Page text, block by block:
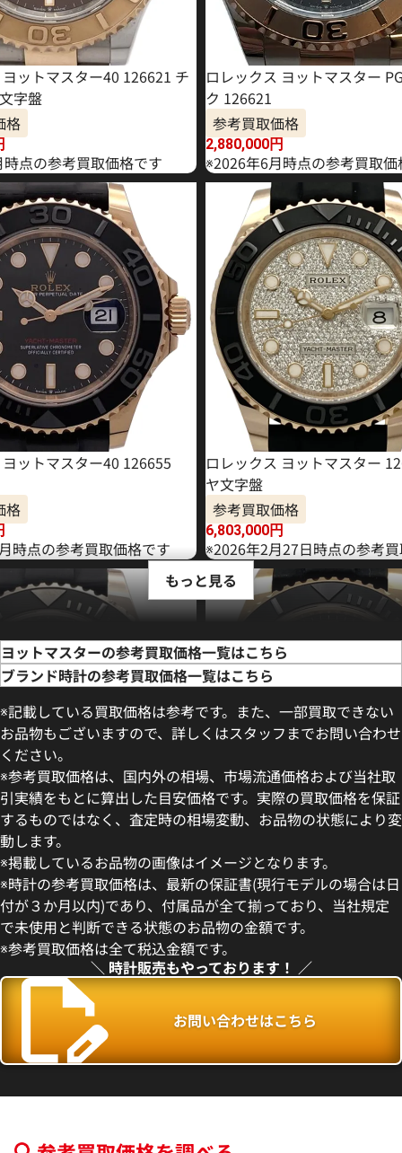
ットマスター40 126621 チ
字盤
格
点の参考買取価格です
ロレックス ヨットマスター
ク 126621
参考買取価格
2,880,000円
※2026年6月時点の参考買取価
ットマスター40 126655
格
時点の参考買取価格です
ロレックス ヨットマスター
ヤ文字盤
参考買取価格
6,803,000円
※2026年2月27日時点の参考
ットマスター42 226659
格
点の参考買取価格です
参考買取価格
5,540,000円
※2026年3月時点の参考買取価
もっと見る
ヨットマスターの参考買取価格一覧はこちら
ブランド時計の参考買取価格一覧はこちら
※記載している買取価格は参考です。また、一部買取できない
お品物もございますので、詳しくはスタッフまでお問い合わせ
ください。
※参考買取価格は、国内外の相場、市場流通価格および当社取
引実績をもとに算出した目安価格です。実際の買取価格を保証
するものではなく、査定時の相場変動、お品物の状態により変
動します。
※掲載しているお品物の画像はイメージとなります。
※時計の参考買取価格は、最新の保証書(現行モデルの場合は日
付が３か月以内)であり、付属品が全て揃っており、当社規定
で未使用と判断できる状態のお品物の金額です。
※参考買取価格は全て税込金額です。
＼ 時計販売もやっております！ ／
お問い合わせはこちら